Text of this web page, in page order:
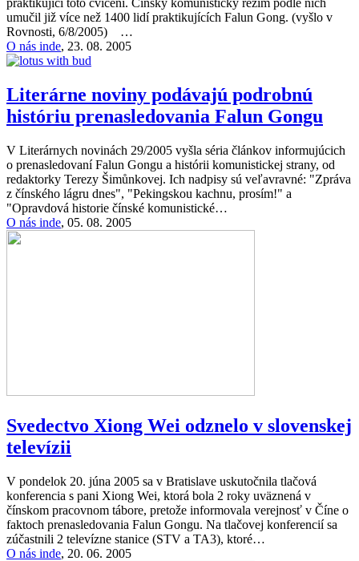
praktikující toto cvičení. Čínský komunistický režim podle nich
umučil již více než 1400 lidí praktikujících Falun Gong. (vyšlo v
Rovnosti, 6/8/2005) …
O nás inde, 23. 08. 2005
Literárne noviny podávajú podrobnú
históriu prenasledovania Falun Gongu
V Literárnych novinách 29/2005 vyšla séria článkov informujúcich
o prenasledovaní Falun Gongu a histórii komunistickej strany, od
redaktorky Terezy Šimůnkovej. Ich nadpisy sú veľavravné: "Zpráva
z čínského lágru dnes", "Pekingskou kachnu, prosím!" a
"Opravdová historie čínské komunistické…
O nás inde, 05. 08. 2005
Svedectvo Xiong Wei odznelo v slovenskej
televízii
V pondelok 20. júna 2005 sa v Bratislave uskutočnila tlačová
konferencia s pani Xiong Wei, ktorá bola 2 roky uväznená v
čínskom pracovnom tábore, pretože informovala verejnosť v Číne o
faktoch prenasledovania Falun Gongu. Na tlačovej konferencií sa
zúčastnili 2 televízne stanice (STV a TA3), ktoré…
O nás inde, 20. 06. 2005